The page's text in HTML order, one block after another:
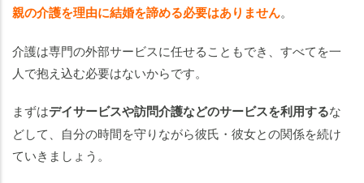
親の介護を理由に結婚を諦める必要はありません。
介護は専門の外部サービスに任せることもでき、すべてを一
人で抱え込む必要はないからです。
まずはデイサービスや訪問介護などのサービスを利用するな
どして、自分の時間を守りながら彼氏・彼女との関係を続け
ていきましょう。